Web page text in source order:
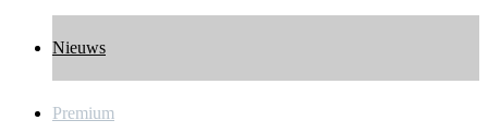
Nieuws
Premium